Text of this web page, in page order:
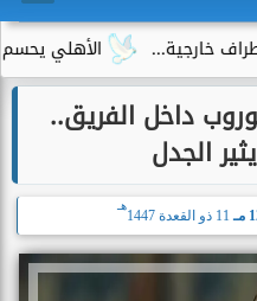
الأهلي يحسم الجدل
داخل الفريق..
الجدل
11 ذو القعدة 1447
هـ